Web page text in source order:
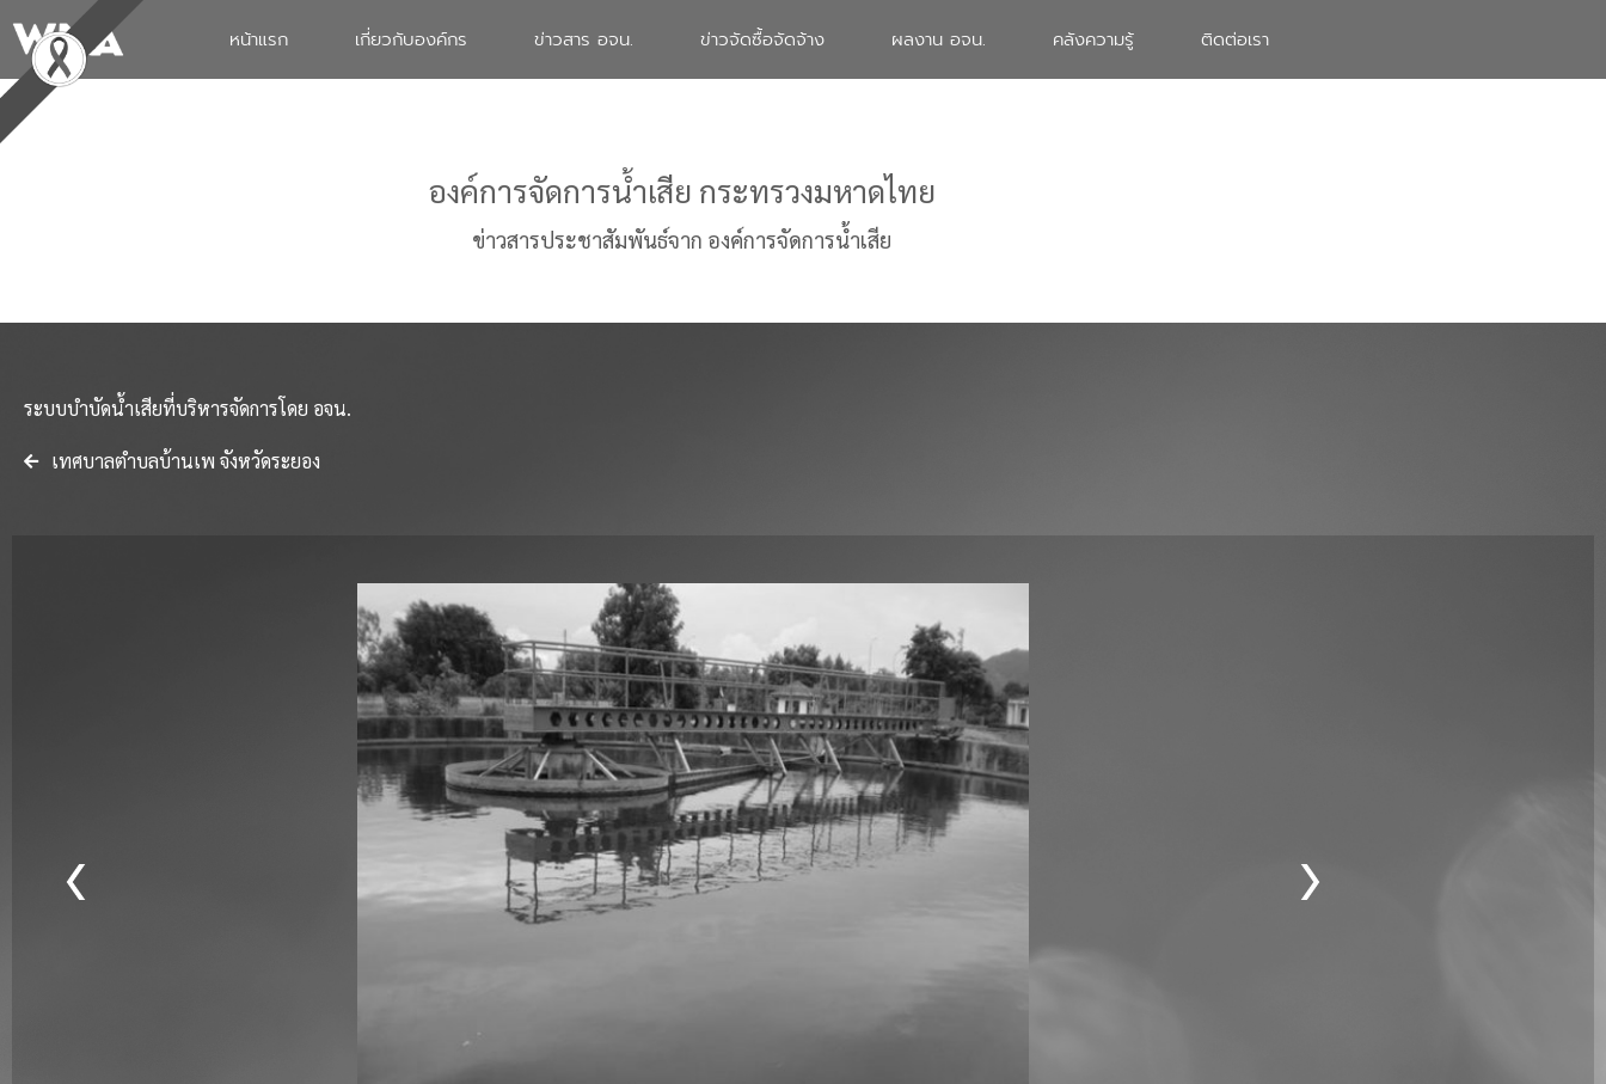
หน้าแรก เกี่ยวกับองค์กร ข่าวสาร อจน. ข่าวจัดซื้อจัดจ้าง ผลงาน อจน. คลังความรู้ ติดต่อเรา
องค์การจัดการน้ำเสีย กระทรวงมหาดไทย
ข่าวสารประชาสัมพันธ์จาก องค์การจัดการน้ำเสีย
ระบบบำบัดน้ำเสียที่บริหารจัดการโดย อจน.
เทศบาลตำบลบ้านเพ จังหวัดระยอง